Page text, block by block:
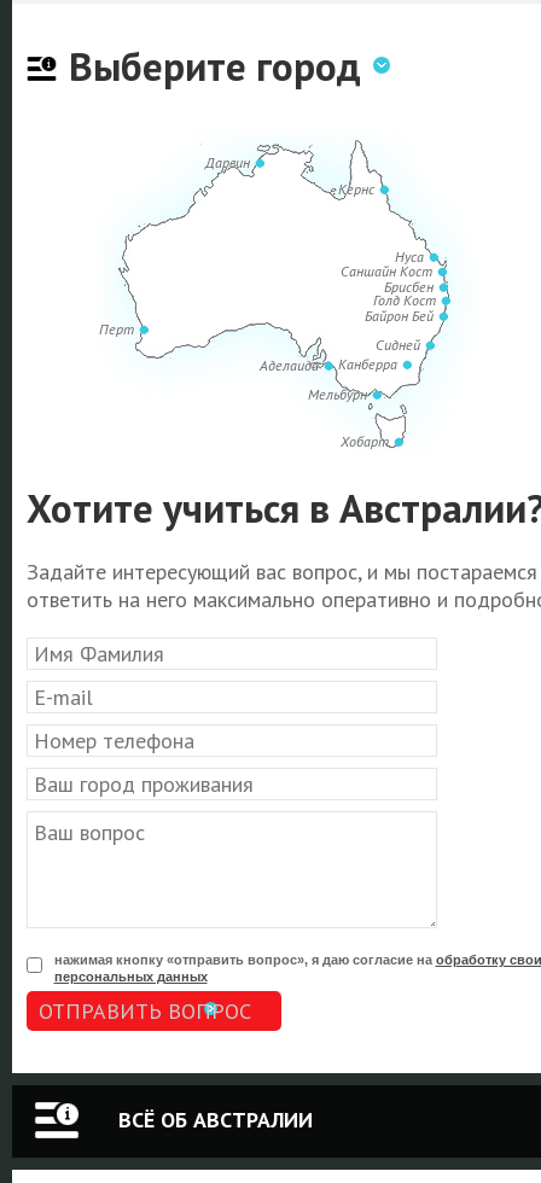
Выберите город
Сидней
Аделаида
Байрон Бей
Брисбен
Голд Кост
Канберра
Кернс
Мельбурн
Перт
Саншайн Кост
Хобарт
Нуса
Дарвин
Хотите учиться в
Задайте интересующий вас вопрос, и мы постараемся
ответить на него максимально оперативно и
нажимая кнопку «отправить вопрос», я даю согласие на обработку
персональных данных
ОТПРАВИТЬ ВОПРОС
ВСЁ ОБ АВСТРАЛИИ